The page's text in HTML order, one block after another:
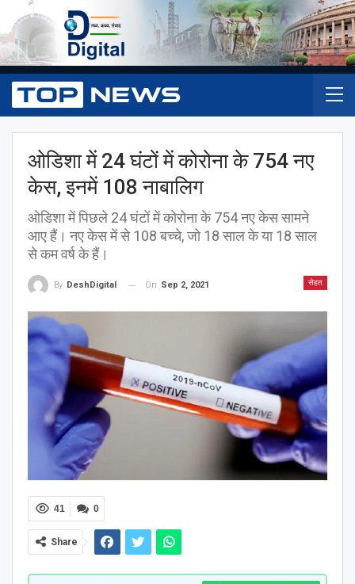
ओडिशा में 24 घंटों में कोरोना के 754 नए
केस, इनमें 108 नाबालिग
ओडिशा में पिछले 24 घंटों में कोरोना के 754 नए केस सामने
आए हैं। नए केस में से 108 बच्चे, जो 18 साल के या 18 साल
से कम वर्ष के हैं।
सेहत
By DeshDigital On Sep 2, 2021
0
41
Share